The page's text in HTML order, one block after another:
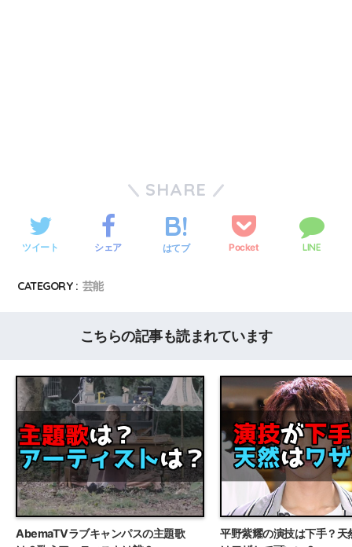
SHARE
ツイート シェア はてブ Pocket LINE
CATEGORY : 芸能
こちらの記事も読まれています
AbemaTVラブキャンパスの主題歌
平野紫耀の演技は下手？天